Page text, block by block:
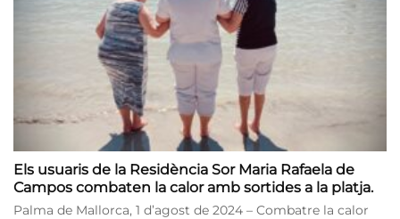
Els usuaris de la Residència Sor Maria Rafaela de
Campos combaten la calor amb sortides a la platja.
Palma de Mallorca, 1 d’agost de 2024 – Combatre la calor